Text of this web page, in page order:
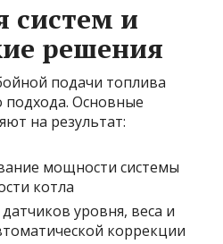
систем и
решения
подачи топлива
подхода. Основные
на результат:
мощности системы
котла
уровня, веса и
коррекции